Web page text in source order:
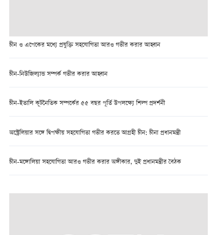
চীন ও এপেকের মধ্যে প্রযুক্তি সহযোগিতা আরও গভীর করার আহ্বান
চীন-নিউজিল্যান্ড সম্পর্ক গভীর করার আহ্বান
চীন-ইতালি কূটনৈতিক সম্পর্কের ৫৫ বছর পূর্তি উপলক্ষ্যে শিল্প প্রদর্শনী
অস্ট্রেলিয়ার সঙ্গে দ্বিপক্ষীয় সহযোগিতা গভীর করতে আগ্রহী চীন: চীনা প্রধানমন্ত্রী
চীন-মঙ্গোলিয়া সহযোগিতা আরও গভীর করার অঙ্গীকার, দুই প্রধানমন্ত্রীর বৈঠক